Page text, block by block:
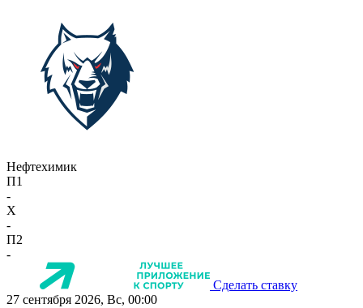
Нефтехимик
П1
-
X
-
П2
-
Сделать ставку
27 сентября 2026, Вс, 00:00